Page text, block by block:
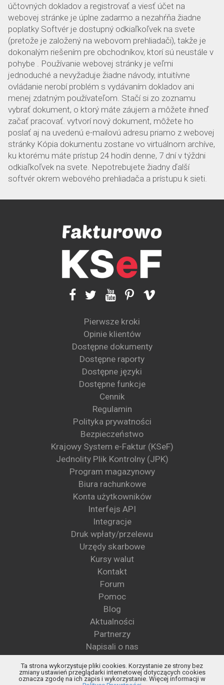
účtovných dokladov a registrovať a viesť účet na
webovej stránke je úplne zadarmo a nezahŕňa žiadne
poplatky Softvér je dostupný odkiaľkoľvek na svete
(pretože je založený na webovom prehliadači), takže je
dokonalým riešením pre obchodníkov, ktorí sú neustále v
pohybe . Používanie webovej stránky je veľmi
jednoduché a nevyžaduje žiadne návody, intuitívne
ovládanie nerobí problém s vydávaním dokladov ani
menej zdatným používateľom. Stačí si zo zoznamu
vybrať dokument, o ktorý máte záujem a môžete ihneď
začať pracovať. vytvorí nový dokument, môžete ho
poslať aj na uvedenú e-mailovú adresu priamo z webovej
stránky Kópia dokumentu zostane vo virtuálnom archíve,
ku ktorému máte prístup 24 hodín denne, 7 dní v týždni
odkiaľkoľvek na svete. Nepotrebujete žiadny ďalší
softvér okrem webového prehliadača a prístupu k sieti.
Pierwsze kroki
Opinie klientów
Dostępne dokumenty
Dostępne raporty
Dostępne języki
Dostępne funkcje
Cennik
Regulamin
Polityka prywatności
Bezpieczeństwo
Krajowy System e-Faktur (KSeF)
Jednolity Plik Kontrolny (JPK)
Program magazynowy
Biura rachunkowe
Konta użytkowników
Interfejs API
Integracje
Druk wpłaty/przelewu
Urzędy skarbowe
Kursy walut
Kontakt
Forum
Pomoc
Blog
Aktualności
Partnerzy
Napisali o nas
Blog KSeF
Ta strona wykorzystuje pliki cookies. Korzystanie ze strony bez
zmiany ustawień przeglądarki internetowej dotyczących cookies
oznacza zgodę na ich zapis i wykorzystanie. Więcej informacji w